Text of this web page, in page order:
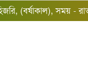
(বর্ষাকাল), সময় -